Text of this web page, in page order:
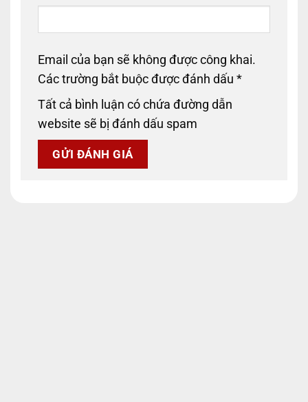
Email của bạn sẽ không được công khai.
Các trường bắt buộc được đánh dấu *
Tất cả bình luận có chứa đường dẫn
website sẽ bị đánh dấu spam